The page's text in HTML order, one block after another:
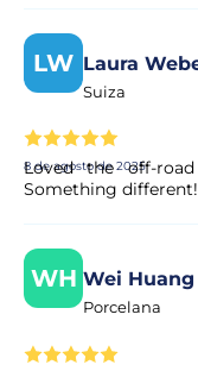
LW Laura
Suiza
8 de agosto de 2025
Loved the off-
Something different!
WH Wei Huang
Porcelana